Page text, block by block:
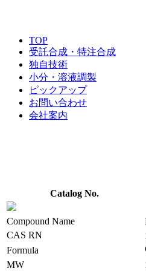
TOP
受託合成・特注合成
独自技術
小分・溶液調製
ピックアップ
お問い合わせ
会社案内
Catalog No.
Compound Name
CAS RN
Formula
MW